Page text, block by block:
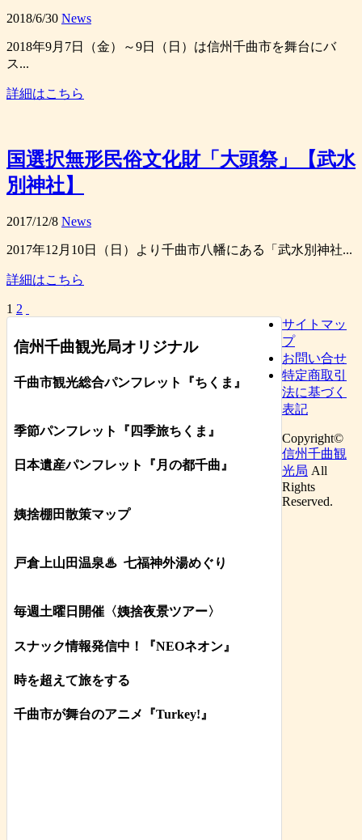
2018/6/30 News
2018年9月7日（金）～9日（日）は信州千曲市を舞台にバ
ス...
詳細はこちら
国選択無形民俗文化財「大頭祭」【武水
別神社】
2017/12/8 News
2017年12月10日（日）より千曲市八幡にある「武水別神社...
詳細はこちら
1 2
信州千曲観光局オリジナル
千曲市観光総合パンフレット 『ちくま 』
季節パンフレット『四季旅ちくま』
日本遺産パンフレット 『月の都千曲』
姨捨棚田散策マップ
戸倉上山田温泉♨ 七福神外湯めぐり
毎週土曜日開催〈姨捨夜景ツアー〉
スナック情報発信中！『NEOネオン』
時を超えて旅をする
千曲市が舞台のアニメ『Turkey!』
サイトマッ
プ
お問い合せ
特定商取引
法に基づく
表記
Copyright©
信州千曲観
光局 All
Rights
Reserved.